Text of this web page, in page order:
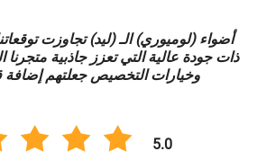
أضواء (لوميوري) الـ (ليد) تجاوزت
ذات جودة عالية التي تعزز جاذبية متجرنا
وخيارات التخصيص جعلتهم إضافة
5.0